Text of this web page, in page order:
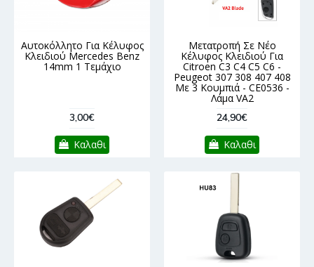
Αυτοκόλλητο Για Κέλυφος
Κλειδιού Mercedes Benz
14mm 1 Τεμάχιο
3,00€
Καλαθι
Μετατροπή Σε Νέο
Κέλυφος Κλειδιού Για
Citroen C3 C4 C5 C6 -
Peugeot 307 308 407 408
Με 3 Κουμπιά - CE0536 -
Λάμα VA2
24,90€
Καλαθι